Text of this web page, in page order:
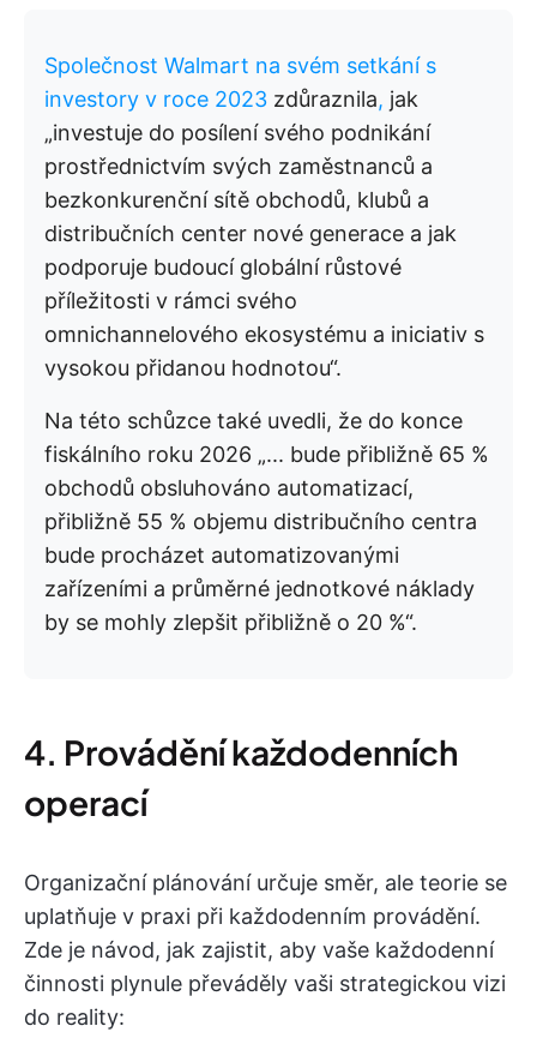
Společnost Walmart na svém setkání s
investory v roce 2023 zdůraznila, jak
„investuje do posílení svého podnikání
prostřednictvím svých zaměstnanců a
bezkonkurenční sítě obchodů, klubů a
distribučních center nové generace a jak
podporuje budoucí globální růstové
příležitosti v rámci svého
omnichannelového ekosystému a iniciativ s
vysokou přidanou hodnotou“.
Na této schůzce také uvedli, že do konce
fiskálního roku 2026 „... bude přibližně 65 %
obchodů obsluhováno automatizací,
přibližně 55 % objemu distribučního centra
bude procházet automatizovanými
zařízeními a průměrné jednotkové náklady
by se mohly zlepšit přibližně o 20 %“.
4. Provádění každodenních
operací
Organizační plánování určuje směr, ale teorie se
uplatňuje v praxi při každodenním provádění.
Zde je návod, jak zajistit, aby vaše každodenní
činnosti plynule převáděly vaši strategickou vizi
do reality: